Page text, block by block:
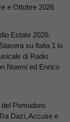
e Ottobre 2026
Estate 2026:
su Italia 1 lo
di Radio
Noemi ed Enrico
del Pomodoro
Dazi, Accuse e